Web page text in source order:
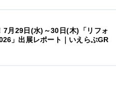
7月29日(水)～30日(木)「リフォ
」出展レポート｜いえらぶGR